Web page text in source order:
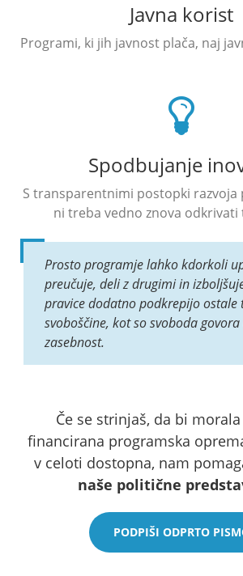
Javna korist
Programi, ki jih javnost plača, naj
Spodbujanje
S transparentnimi postopki
ni treba vedno znova odkrivati
Prosto programje lahko kdorkoli
preučuje, deli z drugimi in
pravice dodatno podkrepijo ostale
svoboščine, kot so svoboda
zasebnost.
Če se strinjaš, da bi
financirana programska
v celoti dostopna, nam
naše politične
PODPIŠI ODPRTO